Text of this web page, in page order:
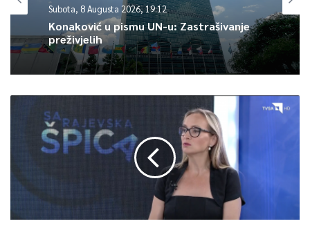
Subota, 8 Augusta 2026, 19:12
Konaković u pismu UN-u: Zastrašivanje
preživjelih